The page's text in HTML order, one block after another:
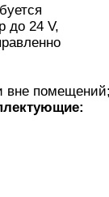
до 24 V,
вне